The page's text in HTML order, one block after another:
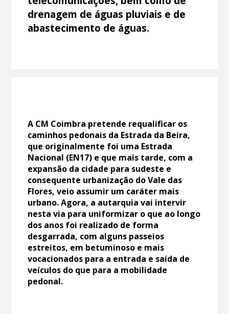
drenagem de águas pluviais e de
abastecimento de águas.
A CM Coimbra pretende requalificar os
caminhos pedonais da Estrada da Beira,
que originalmente foi uma Estrada
Nacional (EN17) e que mais tarde, com a
expansão da cidade para sudeste e
consequente urbanização do Vale das
Flores, veio assumir um caráter mais
urbano. Agora, a autarquia vai intervir
nesta via para uniformizar o que ao longo
dos anos foi realizado de forma
desgarrada, com alguns passeios
estreitos, em betuminoso e mais
vocacionados para a entrada e saída de
veículos do que para a mobilidade
pedonal.